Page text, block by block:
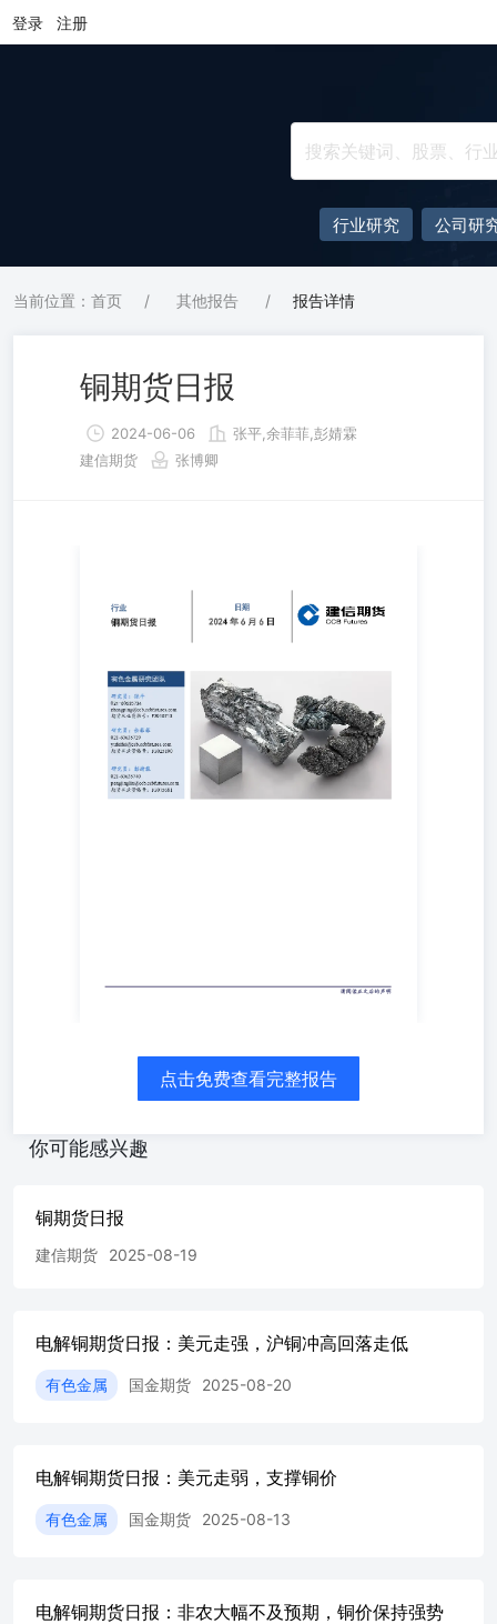
登录 注册
行业研究 公司研
当前位置：首页 / 其他报告 / 报告详情
铜期货日报
2024-06-06
张平,余菲菲,彭婧霖
建信期货
张博卿
F3075681 研究员：张平 021-60635734
zhangping@ccb.ccbfutures.com 期货从业资格号：F3015713
期货从业资格号：F3025190 有色金属研究团队 一、行情回
顾与操作建议 图1：沪铜走势及盘面价差图2：伦铜走势及
价差 数据来源：Wind，建信期货研究发展部数据来源：
Wind，建信期货研究发展部 沪铜主力跌至8万附近，伦铜跌
破1万美金，隔夜美4月职位空缺降至2021年以来最低水平，
美国劳动力市场放缓，美国经济不确定性加大市场风险偏好
偏弱，考虑当前铜价已经跌至8万附近，吸引下游逢低采购
情绪，现货贴水和精废价差均大幅收窄，预计铜价进一步下
请求在智利Spence矿的劳资谈判中进行调解。 2.据外电6月4
日消息，印尼财政部周二发布的一项规定显示，印尼将对铜
于目前豁免出口禁令的两家矿业公司。 3.江西铜业公告，
江铜铜箔业务发展，经与相关各方充分沟通及审慎论证后，
14%，创投产以来新高。KFM表示，5月产量是公司发展历
程 的一个“新值”，但远不是“最值”。未来，KFM将继续
以“精益年”引领公司高质量发展，全力以赴建设世界一流优
头减少3003手至86304手，为逾3周以来最低水平。只做多的
多头头寸减少9905手至459001手，为逾3周以来最低水平；
只做空的空头头寸减少6901手至372697手，为逾3周以来最
低水平。 【建信期货研究发展部】 宏观金融研究团队021-
团队021-60635732量化策略研究团队021-60635726 免责声
点击免费查看完整报告
你可能感兴趣
铜期货日报
建信期货 2025-08-19
电解铜期货日报：美元走强，沪铜冲高回落走低
有色金属 国金期货 2025-08-20
电解铜期货日报：美元走弱，支撑铜价
有色金属 国金期货 2025-08-13
电解铜期货日报：非农大幅不及预期，铜价保持强势